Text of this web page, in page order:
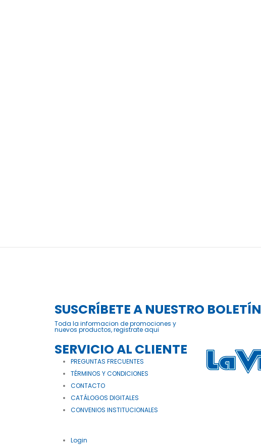
SUSCRÍBETE A NUESTRO BOLETÍN
Toda la informacion de promociones y
nuevos productos, registrate aqui
SERVICIO AL CLIENTE
PREGUNTAS FRECUENTES
TÉRMINOS Y CONDICIONES
CONTACTO
CATÁLOGOS DIGITALES
CONVENIOS INSTITUCIONALES
Login